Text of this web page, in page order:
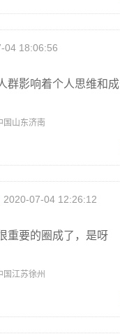
04 18:06:56
群影响着个人思维和成
国山东济南
2020-07-04 12:26:12
重要的圈成了，是呀
国江苏徐州